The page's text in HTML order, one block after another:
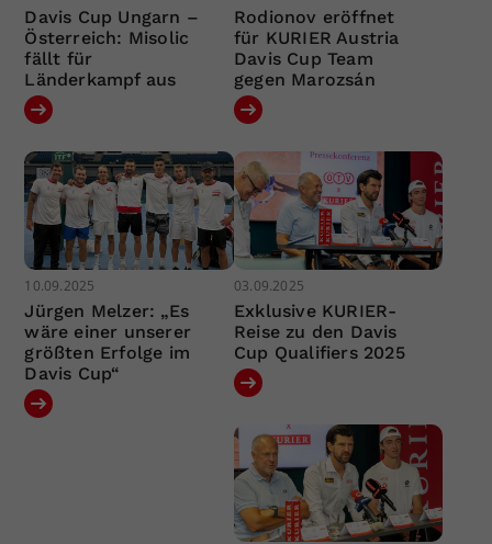
Davis Cup Ungarn –
Österreich: Misolic
fällt für
Länderkampf aus
Rodionov eröffnet
für KURIER Austria
Davis Cup Team
gegen Marozsán
10.09.2025
Jürgen Melzer: „Es
wäre einer unserer
größten Erfolge im
Davis Cup“
03.09.2025
Exklusive KURIER-
Reise zu den Davis
Cup Qualifiers 2025